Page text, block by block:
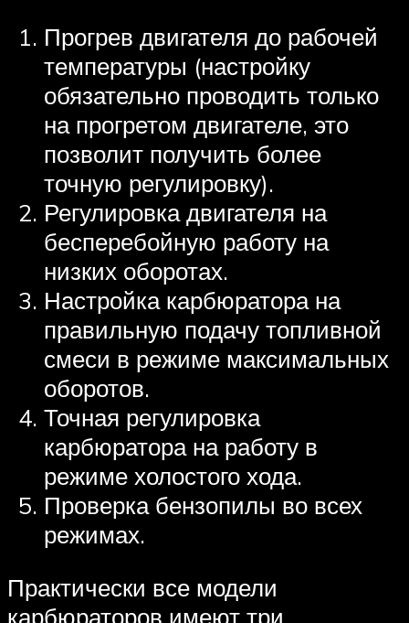
Прогрев двигателя до рабочей
температуры (настройку
обязательно проводить только
на прогретом двигателе, это
позволит получить более
точную регулировку).
Регулировка двигателя на
бесперебойную работу на
низких оборотах.
Настройка карбюратора на
правильную подачу топливной
смеси в режиме максимальных
оборотов.
Точная регулировка
карбюратора на работу в
режиме холостого хода.
Проверка бензопилы во всех
режимах.
Практически все модели
карбюраторов имеют три